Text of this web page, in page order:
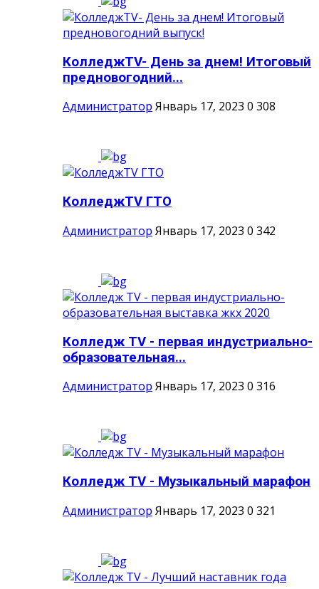
КолледжTV- День за днем! Итоговый
предновогодний...
Администратор Январь 17, 2023 0 308
КолледжTV ГТО
Администратор Январь 17, 2023 0 342
Колледж TV - первая индустриально-
образовательная...
Администратор Январь 17, 2023 0 316
Колледж TV - Музыкальный марафон
Администратор Январь 17, 2023 0 321